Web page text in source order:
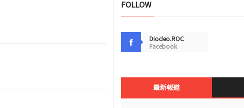
FOLLOW
Diodeo.ROC
Facebook
最新報道